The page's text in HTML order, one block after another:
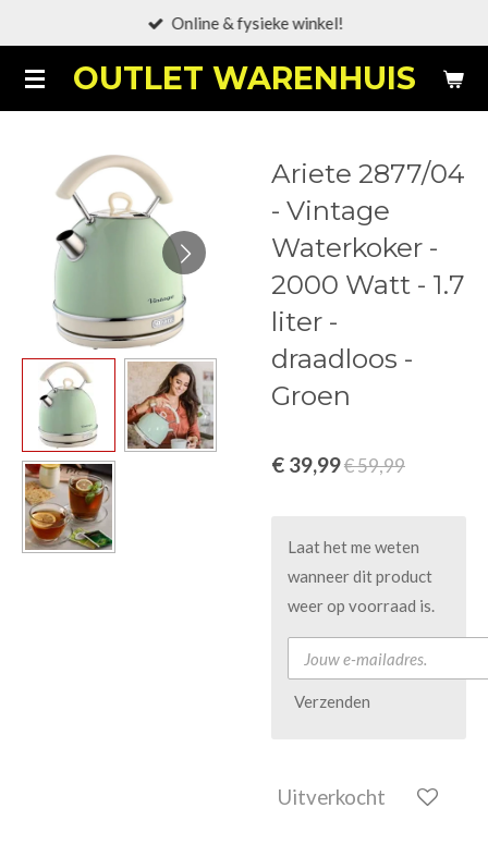
naar
de
OUTLET WARENHUIS
Online & fysieke winkel!
Ariete 2877/04
- Vintage
Waterkoker -
2000 Watt - 1.7
liter -
draadloos -
Groen
€ 39,99€ 59,99
Laat het me weten
wanneer dit product
weer op voorraad is.
Verzenden
Uitverkocht